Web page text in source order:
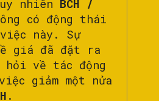
nhiên BCH /
có động thái
này. Sự
giá đã đặt ra
hỏi về tác động
giảm một nửa
.